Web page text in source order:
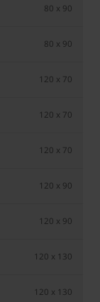
80 x 90
80 x 90
120 x 70
120 x 70
120 x 70
120 x 90
120 x 90
120 x 130
120 x 130